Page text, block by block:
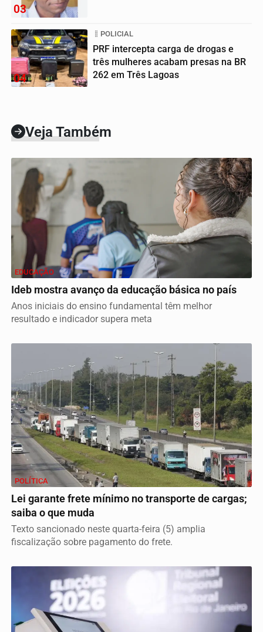
03
04
POLICIAL
PRF intercepta carga de drogas e
três mulheres acabam presas na BR
262 em Três Lagoas
Veja Também
EDUCAÇÃO
Ideb mostra avanço da educação básica no país
Anos iniciais do ensino fundamental têm melhor
resultado e indicador supera meta
POLÍTICA
Lei garante frete mínimo no transporte de cargas;
saiba o que muda
Texto sancionado neste quarta-feira (5) amplia
fiscalização sobre pagamento do frete.